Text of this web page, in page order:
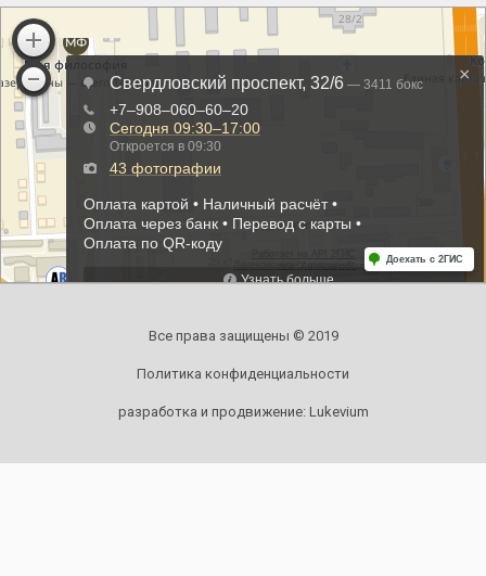
Все права защищены © 2019
Политика конфиденциальности
разработка и продвижение: Lukevium